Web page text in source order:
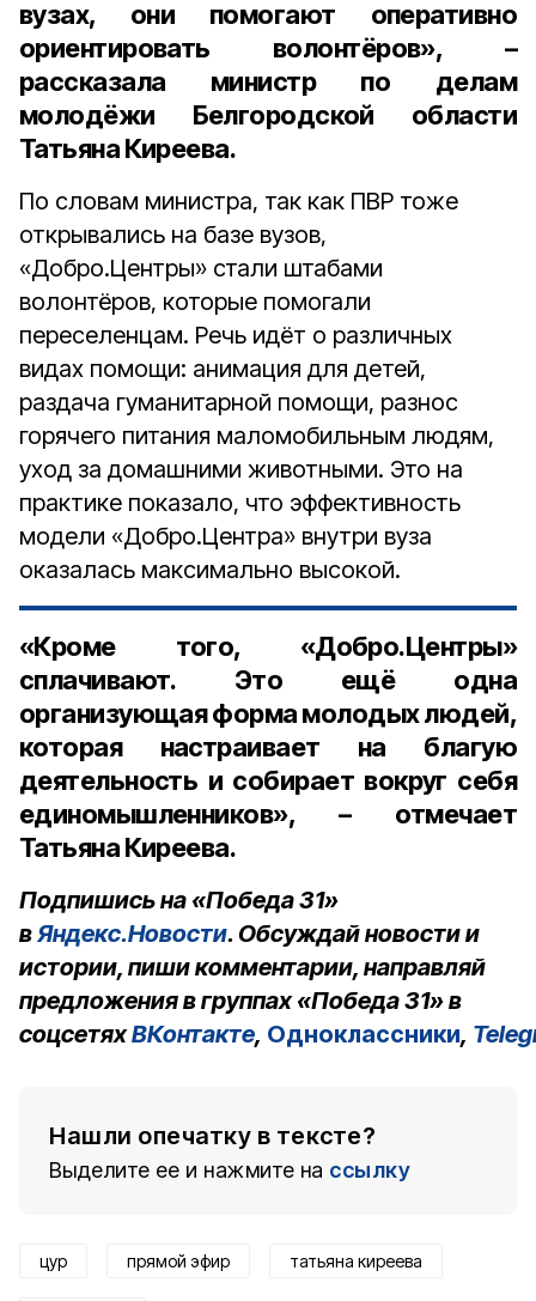
вузах, они помогают оперативно
ориентировать волонтёров», –
рассказала министр по делам
молодёжи Белгородской области
Татьяна Киреева.
По словам министра, так как ПВР тоже
открывались на базе вузов,
«Добро.Центры» стали штабами
волонтёров, которые помогали
переселенцам. Речь идёт о различных
видах помощи: анимация для детей,
раздача гуманитарной помощи, разнос
горячего питания маломобильным людям,
уход за домашними животными. Это на
практике показало, что эффективность
модели «Добро.Центра» внутри вуза
оказалась максимально высокой.
«Кроме того, «Добро.Центры»
сплачивают. Это ещё одна
организующая форма молодых людей,
которая настраивает на благую
деятельность и собирает вокруг себя
единомышленников», – отмечает
Татьяна Киреева.
Подпишись на «Победа 31»
вЯндекс.Новости. Обсуждай новости и
истории, пиши комментарии, направляй
предложения в группах «Победа 31» в
соцсетяхВКонтакте, Одноклассники,
Нашли опечатку в тексте?
Выделите ее и нажмите на ссылку
цур прямой эфир татьяна киреева